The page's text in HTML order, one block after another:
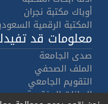
أوباك مكتبة نجران
المكتبة الرقمية
معلومات قد
صدى الجامعة
الملف الصحفي
التقويم الجامعي
البيانات المفتوحة